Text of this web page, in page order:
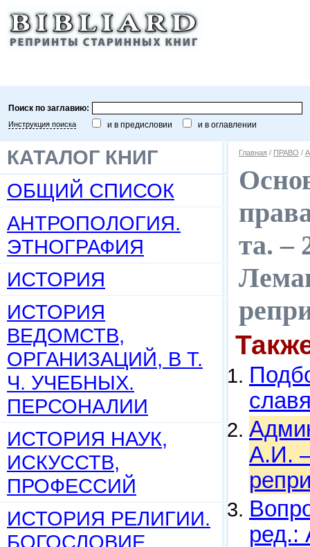
Поиск по заглавию:
Инструкция поиска и в предисловии и в оглавлении
КАТАЛОГ КНИГ
ОБЩИЙ СПИСОК
АНТРОПОЛОГИЯ.
ЭТНОГРАФИЯ
ИСТОРИЯ
ИСТОРИЯ
ВЕДОМСТВ,
ОРГАНИЗАЦИЙ, В Т.
Ч. УЧЕБНЫХ.
ПЕРСОНАЛИИ
ИСТОРИЯ НАУК,
ИСКУССТВ,
ПРОФЕССИЙ
ИСТОРИЯ РЕЛИГИИ.
БОГОСЛОВИЕ
Главная / ПРАВО /
та. –
А.И.
ред.: